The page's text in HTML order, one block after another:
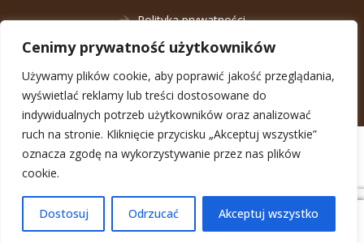
Cenimy prywatność użytkowników
Używamy plików cookie, aby poprawić jakość przeglądania,
wyświetlać reklamy lub treści dostosowane do
indywidualnych potrzeb użytkowników oraz analizować
ruch na stronie. Kliknięcie przycisku „Akceptuj wszystkie”
oznacza zgodę na wykorzystywanie przez nas plików
cookie.
Dostosuj Odrzucać Akceptuj wszystko
Polityka prywatności
Zwrot towaru
0
© Animal4You 2026